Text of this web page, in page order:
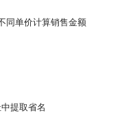
同单价计算销售金额
提取省名